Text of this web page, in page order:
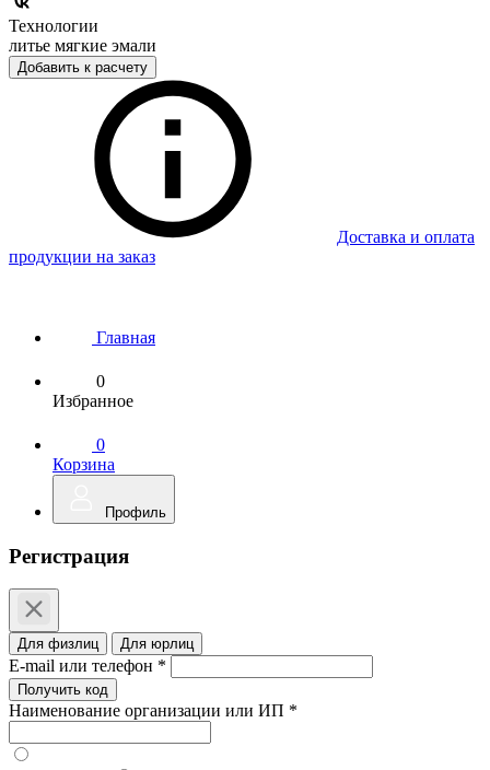
Технологии
литье мягкие эмали
Добавить к расчету
Доставка и оплата
продукции на заказ
Главная
0
Избранное
0
Корзина
Профиль
Регистрация
Для физлиц Для юрлиц
E-mail или телефон *
Получить код
Наименование организации или ИП *